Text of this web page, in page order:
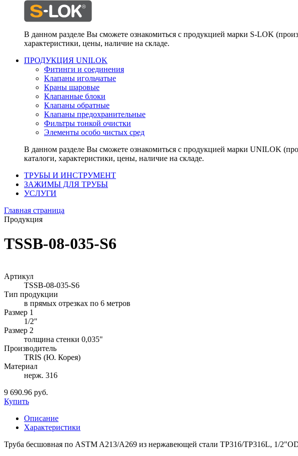
В данном разделе Вы сможете ознакомиться с продукцией марки S-LOK
характеристики, цены, наличие на складе.
ПРОДУКЦИЯ UNILOK
Фитинги и соединения
Клапаны игольчатые
Краны шаровые
Клапанные блоки
Клапаны обратные
Клапаны предохранительные
Фильтры тонкой очистки
Элементы особо чистых сред
В данном разделе Вы сможете ознакомиться с продукцией марки UNILOK
каталоги, характеристики, цены, наличие на складе.
ТРУБЫ И ИНСТРУМЕНТ
ЗАЖИМЫ ДЛЯ ТРУБЫ
УСЛУГИ
Главная страница
Продукция
TSSB-08-035-S6
Артикул
TSSB-08-035-S6
Тип продукции
в прямых отрезках по 6 метров
Размер 1
1/2"
Размер 2
толщина стенки 0,035"
Производитель
TRIS (Ю. Корея)
Материал
нерж. 316
9 690.96 руб.
Купить
Описание
Характеристики
Труба бесшовная по ASTM A213/A269 из нержавеющей стали TP316/TP316L, 1/